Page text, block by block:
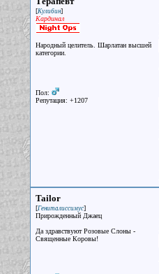
[Кулибин]
Кардинал
Народный целитель. Шарлатан высшей
категории.
Пол:
Репутация: +1207
Tailor
[Гениталиссимус]
Прирожденный Джаец
Да здравствуют Розовые Слоны -
Священные Коровы!